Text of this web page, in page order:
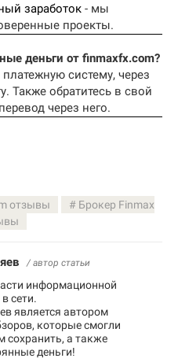
заработок - мы
проекты.
деньги от finmaxfx.com?
систему, через
Также обратитесь в свой
через него.
отзывы
Брокер Finmax
/ автор статьи
информационной
сети.
является автором
которые смогли
сохранить, а также
деньги!